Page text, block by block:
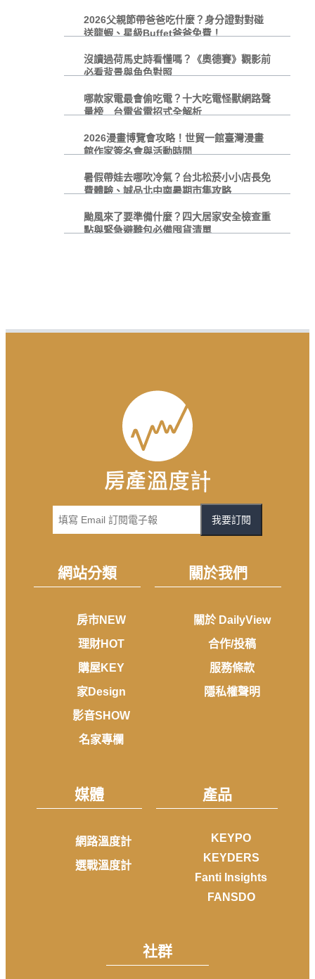
2026父親節帶爸爸吃什麼？身分證對對碰
送龍蝦、星級Buffet爸爸免費！
沒讀過荷馬史詩看懂嗎？《奧德賽》觀影前
必看背景與角色對照
哪款家電最會偷吃電？十大吃電怪獸網路聲
量榜 台電省電招式全解析
2026漫畫博覽會攻略！世貿一館臺灣漫畫
館作家簽名會與活動時間
暑假帶娃去哪吹冷氣？台北松菸小小店長免
費體驗、誠品北中南暑期市集攻略
颱風來了要準備什麼？四大居家安全檢查重
點與緊急避難包必備囤貨清單
我要訂閱
網站分類
房市NEW
理財HOT
購屋KEY
家Design
影音SHOW
名家專欄
關於我們
關於 DailyView
合作/投稿
服務條款
隱私權聲明
媒體
網路溫度計
選戰溫度計
產品
KEYPO
KEYDERS
Fanti Insights
FANSDO
社群